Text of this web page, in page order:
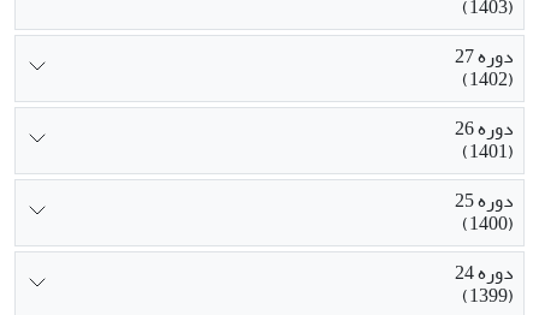
دوره 27
(1402)
دوره 26
(1401)
دوره 25
(1400)
دوره 24
(1399)